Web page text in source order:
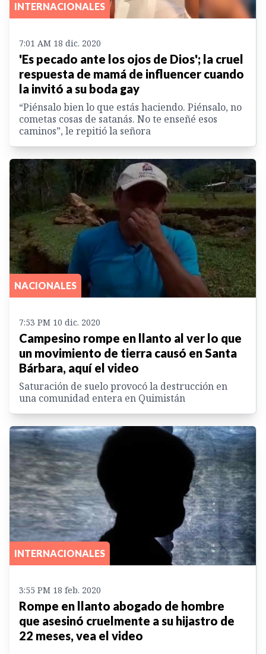
INTERNACIONALES
7:01 AM 18 dic. 2020
'Es pecado ante los ojos de Dios'; la cruel
respuesta de mamá de influencer cuando
la invitó a su boda gay
“Piénsalo bien lo que estás haciendo. Piénsalo, no
cometas cosas de satanás. No te enseñé esos
caminos”, le repitió la señora
NACIONALES
7:53 PM 10 dic. 2020
Campesino rompe en llanto al ver lo que
un movimiento de tierra causó en Santa
Bárbara, aquí el video
Saturación de suelo provocó la destrucción en
una comunidad entera en Quimistán
INTERNACIONALES
3:55 PM 18 feb. 2020
Rompe en llanto abogado de hombre
que asesinó cruelmente a su hijastro de
22 meses, vea el video